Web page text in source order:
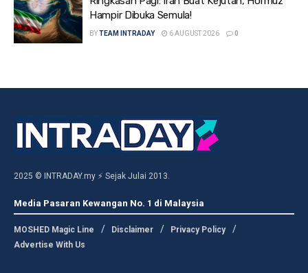
Hampir Dibuka Semula!
BYTEAM INTRADAY 6 AUGUST 2026 0
2025 © INTRADAY.my ⚡ Sejak Julai 2013.
Media Pasaran Kewangan No. 1 di Malaysia
MOSHED Magic Line Disclaimer
Privacy Policy
Advertise With Us